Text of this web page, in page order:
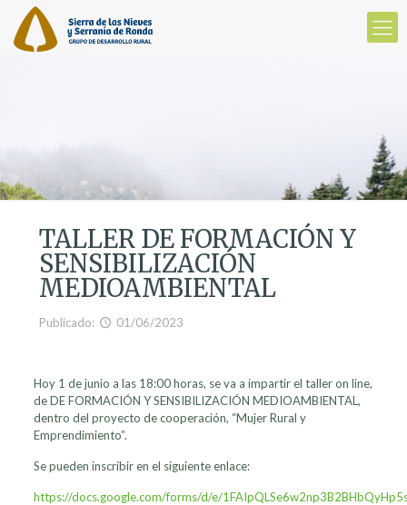
TALLER DE FORMACIÓN Y
SENSIBILIZACIÓN
MEDIOAMBIENTAL
Publicado: 01/06/2023
Hoy 1 de junio a las 18:00 horas, se va a impartir el taller on line,
de DE FORMACIÓN Y SENSIBILIZACIÓN MEDIOAMBIENTAL,
dentro del proyecto de cooperación, “Mujer Rural y
Emprendimiento”.
Se pueden inscribir en el siguiente enlace:
https://docs.google.com/forms/d/e/